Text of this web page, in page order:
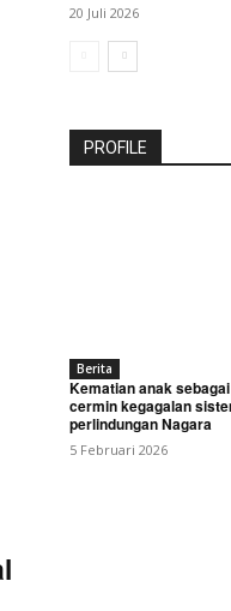
20 Juli 2026
PROFILE
Berita
Kematian anak sebagai
cermin kegagalan
perlindungan Nagara
5 Februari 2026